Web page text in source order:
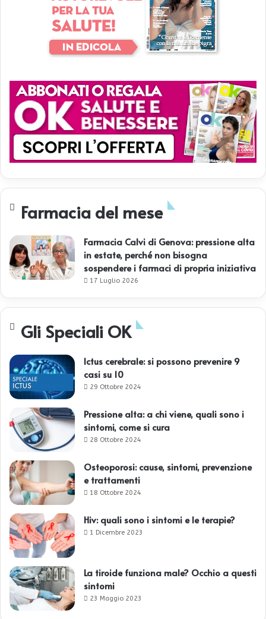
Farmacia del mese
Farmacia Calvi di Genova: pressione alta
in estate, perché non bisogna
sospendere i farmaci di propria iniziativa
17 Luglio 2026
Gli Speciali OK
Ictus cerebrale: si possono prevenire 9
casi su 10
29 Ottobre 2024
Pressione alta: a chi viene, quali sono i
sintomi, come si cura
28 Ottobre 2024
Osteoporosi: cause, sintomi, prevenzione
e trattamenti
18 Ottobre 2024
Hiv: quali sono i sintomi e le terapie?
1 Dicembre 2023
La tiroide funziona male? Occhio a questi
sintomi
23 Maggio 2023